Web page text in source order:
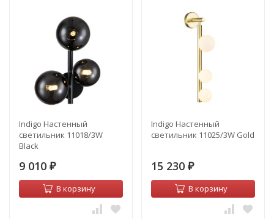
Indigo Настенный
светильник 11018/3W
Black
9 010 ₽
В корзину
Indigo Настенный
светильник 11025/3W Gold
15 230 ₽
В корзину